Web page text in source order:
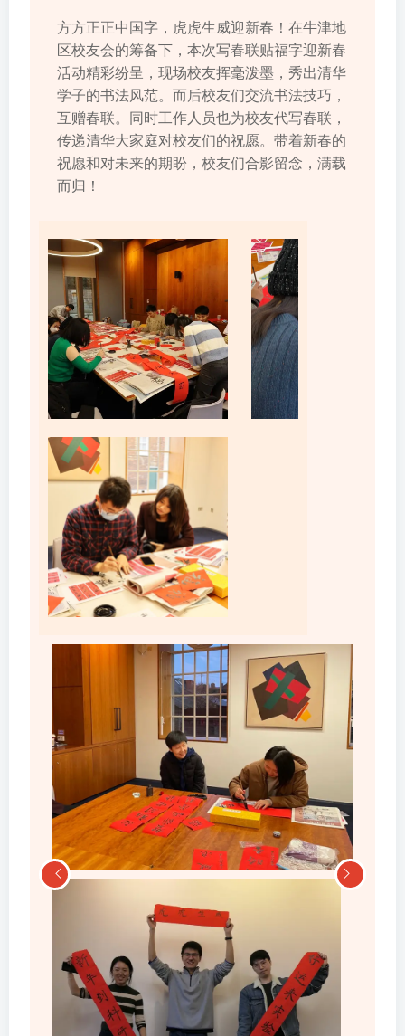
方方正正中国字，虎虎生威迎新春！在牛津地
区校友会的筹备下，本次写春联贴福字迎新春
活动精彩纷呈，现场校友挥毫泼墨，秀出清华
学子的书法风范。而后校友们交流书法技巧，
互赠春联。同时工作人员也为校友代写春联，
传递清华大家庭对校友们的祝愿。带着新春的
祝愿和对未来的期盼，校友们合影留念，满载
而归！